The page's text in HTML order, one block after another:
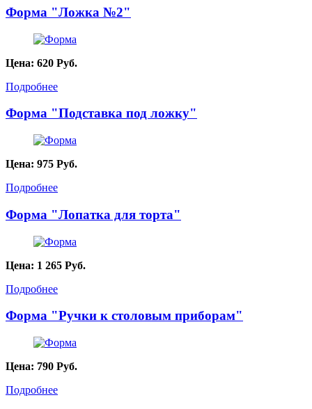
Форма "Ложка №2"
Цена: 620 Руб.
Подробнее
Форма "Подставка под ложку"
Цена: 975 Руб.
Подробнее
Форма "Лопатка для торта"
Цена: 1 265 Руб.
Подробнее
Форма "Ручки к столовым приборам"
Цена: 790 Руб.
Подробнее